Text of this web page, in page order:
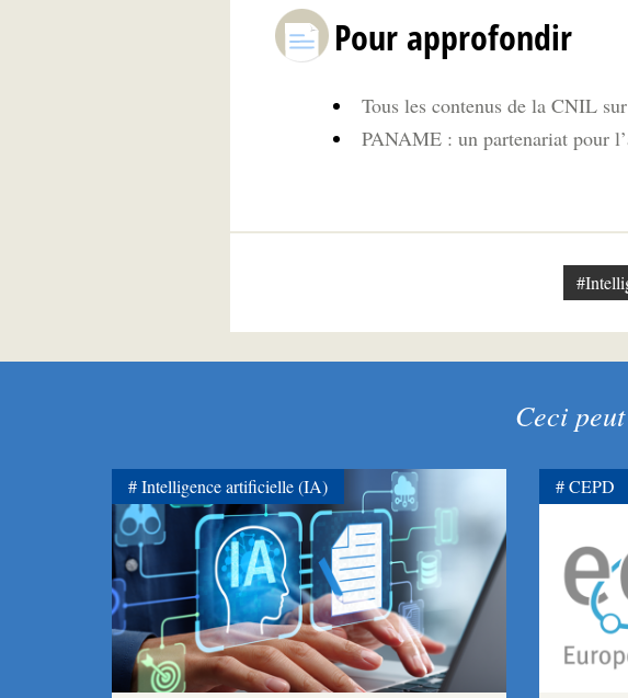
Pour approfondir
Tous les contenus de la CNIL
PANAME : un partenariat pour
Ceci
Intelligence artificielle (IA) CEPD